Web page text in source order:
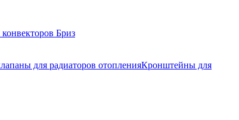
Бриз
для радиаторов отопленияКронштейны для